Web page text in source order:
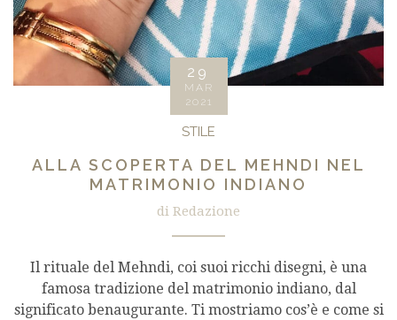
29
MAR
2021
STILE
ALLA SCOPERTA DEL MEHNDI NEL
MATRIMONIO INDIANO
di Redazione
Il rituale del Mehndi, coi suoi ricchi disegni, è una
famosa tradizione del matrimonio indiano, dal
significato benaugurante. Ti mostriamo cos’è e come si